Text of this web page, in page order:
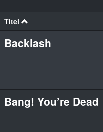
Titel
Backlash
Bang! You’re Dead